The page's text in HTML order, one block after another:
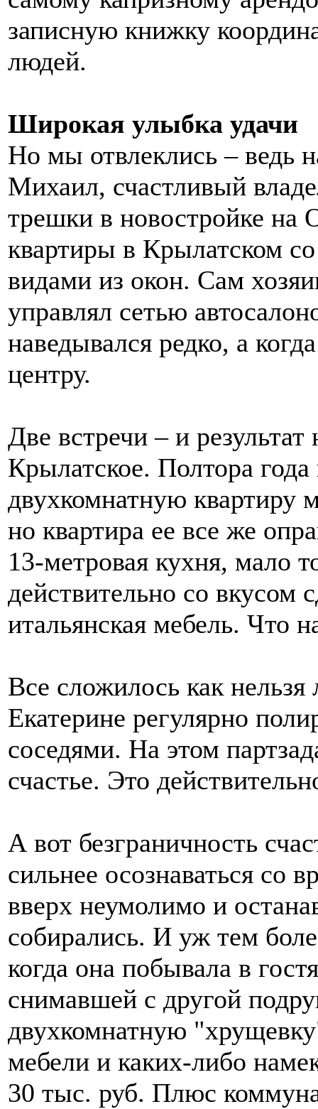
записную книжку
людей.
Широкая улыбка удачи
Но мы отвлеклись – ведь
Михаил, счастливый
трешки в новостройке на
квартиры в Крылатском
видами из окон. Сам
управлял сетью
наведывался редко, а
центру.
Две встречи – и
Крылатское. Полтора
двухкомнатную квартиру
но квартира ее все же
13-метровая кухня, мало
действительно со вкусом
итальянская мебель. Что
Все сложилось как
Екатерине регулярно
соседями. На этом
счастье. Это
А вот безграничность
сильнее осознаваться со
вверх неумолимо и
собирались. И уж тем
когда она побывала в
снимавшей с другой
двухкомнатную
мебели и каких-либо
30 тыс. руб. Плюс